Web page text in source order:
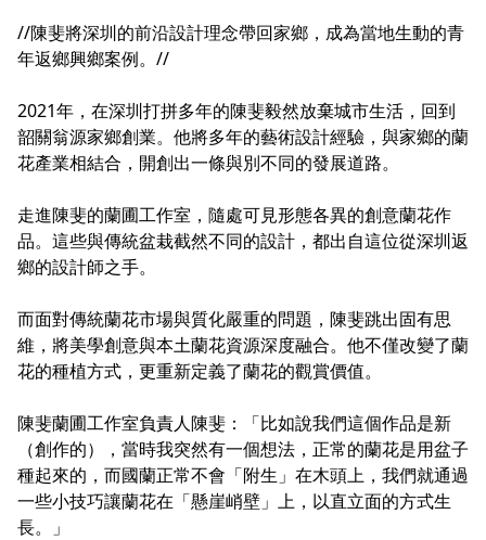
//陳斐將深圳的前沿設計理念帶回家鄉，成為當地生動的青
年返鄉興鄉案例。//
2021年，在深圳打拼多年的陳斐毅然放棄城市生活，回到
韶關翁源家鄉創業。他將多年的藝術設計經驗，與家鄉的蘭
花產業相結合，開創出一條與別不同的發展道路。
走進陳斐的蘭圃工作室，隨處可見形態各異的創意蘭花作
品。這些與傳統盆栽截然不同的設計，都出自這位從深圳返
鄉的設計師之手。
而面對傳統蘭花市場與質化嚴重的問題，陳斐跳出固有思
維，將美學創意與本土蘭花資源深度融合。他不僅改變了蘭
花的種植方式，更重新定義了蘭花的觀賞價值。
陳斐蘭圃工作室負責人陳斐：「比如說我們這個作品是新
（創作的），當時我突然有一個想法，正常的蘭花是用盆子
種起來的，而國蘭正常不會「附生」在木頭上，我們就通過
一些小技巧讓蘭花在「懸崖峭壁」上，以直立面的方式生
長。」